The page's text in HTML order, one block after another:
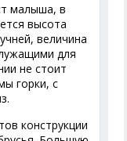
малыша, в
высота
величина
для
не стоит
горки, с
конструкции